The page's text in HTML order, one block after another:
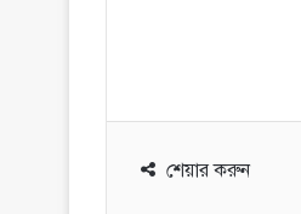
শেয়ার করুন